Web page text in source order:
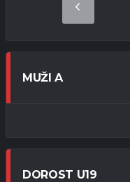
MUŽI A
DOROST U19